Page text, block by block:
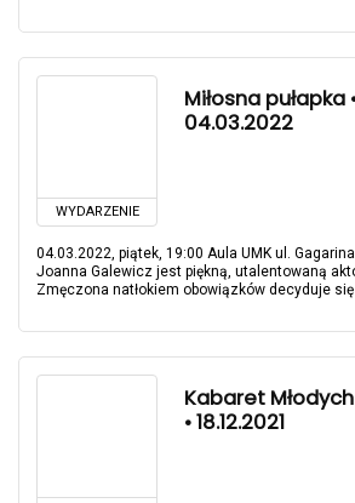
WYDARZENIE
Miłosna pułapka
04.03.2022
04.03.2022, piątek, 19:00 Aula UMK ul.
Joanna Galewicz jest piękną, utalentowaną
Zmęczona natłokiem obowiązków decyduje się
Kabaret
• 18.12.2021